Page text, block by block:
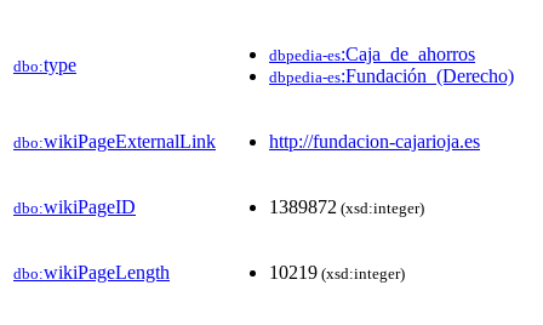
dbo:type dbpedia-es:Caja_de_ahorros
dbpedia-es:Fundación_(Derecho)
dbo:wikiPageExternalLink http://fundacion-cajarioja.es
dbo:wikiPageID 1389872 (xsd:integer)
dbo:wikiPageLength 10219 (xsd:integer)